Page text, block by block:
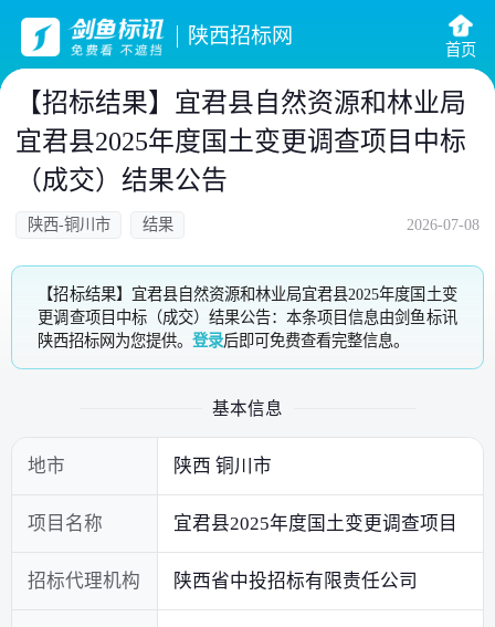
陕西招标网
首页
【招标结果】宜君县自然资源和林业局
宜君县2025年度国土变更调查项目中标
（成交）结果公告
陕西-铜川市 结果 2026-07-08
【招标结果】宜君县自然资源和林业局宜君县2025年度国土变
更调查项目中标（成交）结果公告：本条项目信息由剑鱼标讯
陕西招标网为您提供。登录后即可免费查看完整信息。
基本信息
地市 陕西 铜川市
项目名称 宜君县2025年度国土变更调查项目
招标代理机构 陕西省中投招标有限责任公司